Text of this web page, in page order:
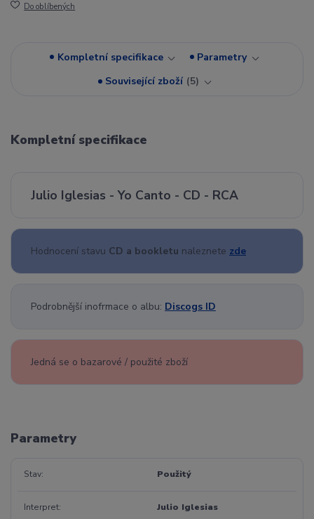
Do oblíbených
Kompletní specifikace
Parametry
Související zboží 5
Kompletní specifikace
Julio Iglesias - Yo Canto - CD - RCA
Hodnocení stavu CD a bookletu naleznete zde
Podrobnější inofrmace o albu: Discogs ID
Jedná se o bazarové / použité zboží
Parametry
Stav Použitý
Interpret Julio Iglesias